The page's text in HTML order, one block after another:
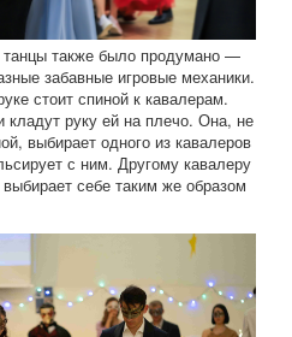
также было продумано —
забавные игровые механики.
стоит спиной к кавалерам.
кладут руку ей на плечо. Она, не
выбирает одного из кавалеров
с ним. Другому кавалеру
себе таким же образом